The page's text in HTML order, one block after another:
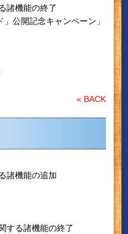
諸機能の終了
公開記念キャンペーン」
« BACK
諸機能の追加
する諸機能の終了